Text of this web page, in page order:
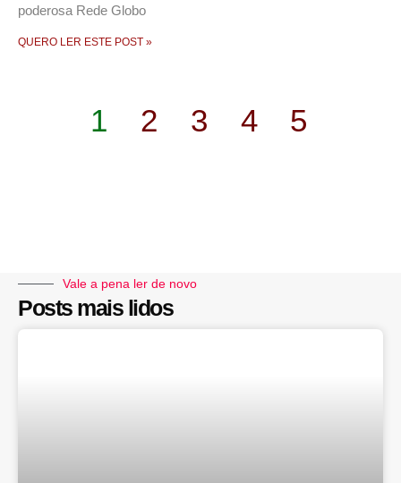
poderosa Rede Globo
QUERO LER ESTE POST »
1 2 3 4 5
Vale a pena ler de novo
Posts mais lidos